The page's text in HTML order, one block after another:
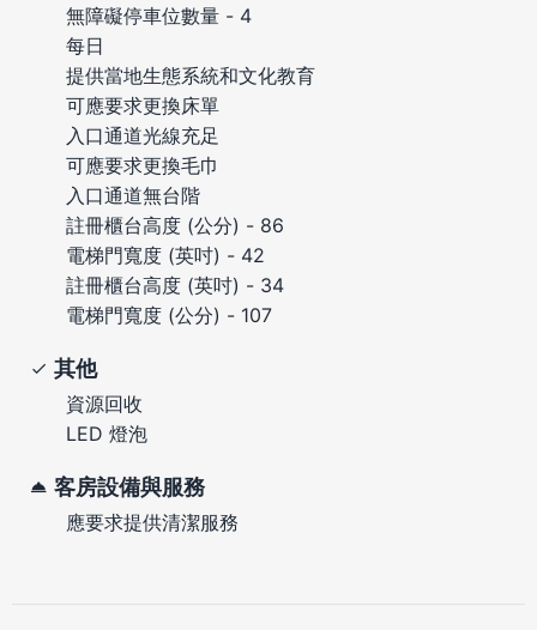
無障礙停車位數量 - 4
每日
提供當地生態系統和文化教育
可應要求更換床單
入口通道光線充足
可應要求更換毛巾
入口通道無台階
註冊櫃台高度 (公分) - 86
電梯門寬度 (英吋) - 42
註冊櫃台高度 (英吋) - 34
電梯門寬度 (公分) - 107
其他
資源回收
LED 燈泡
客房設備與服務
應要求提供清潔服務